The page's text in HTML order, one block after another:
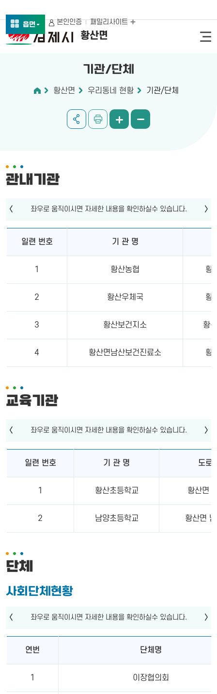
황산면
읍면 본인인증 패밀리사이트
기관/단체
황산면 우리동네 현황 기관/단체
관내기관
일련 번호 기 관 명
1 황산농협 황
2 황산우체국 황
3 황산보건지소 황
4 황산면남산보건진료소 황
교육기관
일련 번호 기 관 명 도로
1 황산초등학교 황산면
2 남양초등학교 황산면
단체
사회단체현황
연번 단체명
1 이장협의회